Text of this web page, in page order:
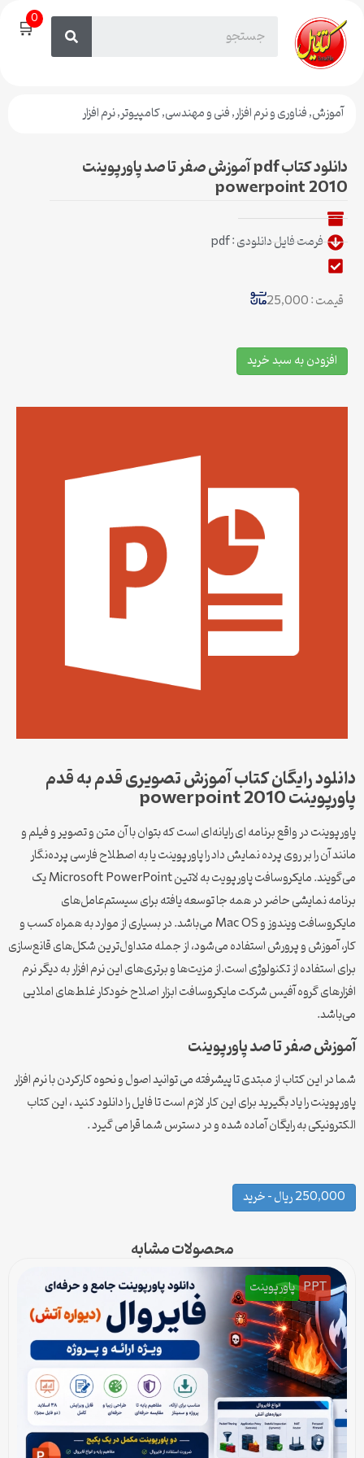
🛒0
آموزش,فناوری و نرم افزار,فنی و مهندسی,کامپیوتر,نرم افزار
دانلود کتاب pdf آموزش صفر تا صد پاورپوینت
powerpoint 2010
فرمت فایل دانلودی : pdf
قیمت : 25,000
افزودن به سبد خرید
دانلود رایگان کتاب آموزش تصویری قدم به قدم
پاورپوینت powerpoint 2010
پاورپوینت در واقع برنامه ای رایانه‌ای است که بتوان با آن متن و تصویر و فیلم و
مانند آن را بر روی پرده نمایش داد را پاورپوینت یا به اصطلاح فارسی پرده‌نگار
می‌گویند. مایکروسافت پاورپویت به لاتین Microsoft PowerPoint یک
برنامه نمایشی حاضر در همه جا توسعه یافته برای سیستم‌عامل‌های
مایکروسافت ویندوز و Mac OS می‌باشد. در بسیاری از موارد به همراه کسب و
کار، آموزش و پرورش استفاده می‌شود، از جمله متداول‌ترین شکل‌های قانع‌سازی
برای استفاده از تکنولوژی است.از مزیت‌ها و برتری‌های این نرم افزار به دیگر نرم
افزارهای گروه آفیس شرکت مایکروسافت ابزار اصلاح خودکار غلط‌های املایی
می‌باشد.
آموزش صفر تا صد پاورپوینت
شما در این کتاب از مبتدی تا پیشرفته می توانید اصول و نحوه کارکردن با نرم افزار
پاورپوینت را یاد بگیرید برای این کار لازم است تا فایل را دانلود کنید ، این کتاب
الکترونیکی به رایگان آماده شده و در دسترس شما قرا می گیرد .
250,000 ریال – خرید
محصولات مشابه
PPT پاورپوینت